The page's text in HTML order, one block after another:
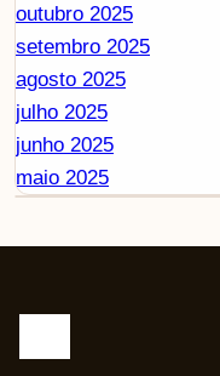
outubro 2025
setembro 2025
agosto 2025
julho 2025
junho 2025
maio 2025